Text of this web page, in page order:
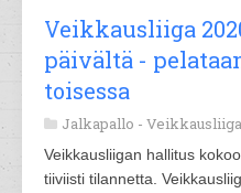
Veikkausliiga
päivältä -
toisessa
Jalkapallo - Veikkausliiga
Veikkausliigan hallitus
tiiviisti tilannetta.